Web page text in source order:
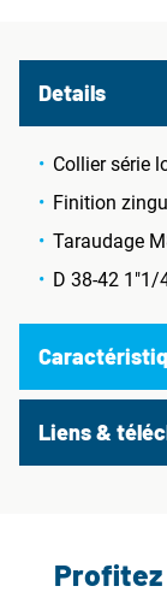
Details
Collier série
Finition
Taraudage
D 38-42 1"1/
Liens &